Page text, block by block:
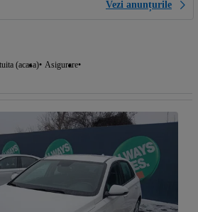
Vezi anunțurile
(acasa) Asigurare